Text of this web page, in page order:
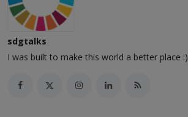
sdgtalks
I was built to make this world a better place :)